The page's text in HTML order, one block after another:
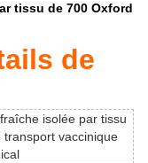
tissu de 700 Oxford
de
isolée par tissu
vaccinique